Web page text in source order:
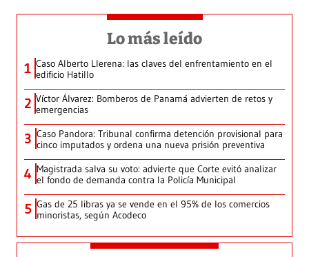
Lo más leído
1 Caso Alberto Llerena: las claves del enfrentamiento en el
edificio Hatillo
2 Víctor Álvarez: Bomberos de Panamá advierten de retos y
emergencias
3 Caso Pandora: Tribunal confirma detención provisional para
cinco imputados y ordena una nueva prisión preventiva
4 Magistrada salva su voto: advierte que Corte evitó analizar
el fondo de demanda contra la Policía Municipal
5 Gas de 25 libras ya se vende en el 95% de los comercios
minoristas, según Acodeco